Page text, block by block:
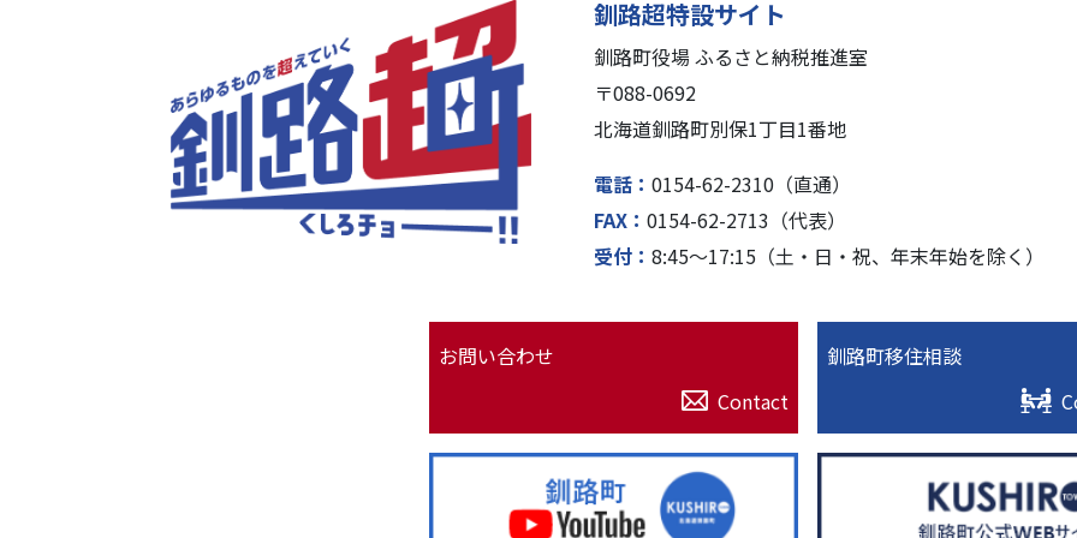
釧路超特設サイト
釧路町役場 ふるさと納税推進室
〒088-0692
北海道釧路町別保1丁⽬1番地
電話
0154-62-2310（直通）
FAX
0154-62-2713（代表）
受付
8:45〜17:15（⼟・⽇・祝、年末年始を除く）
お問い合わせ
Contact
釧路町移住相談